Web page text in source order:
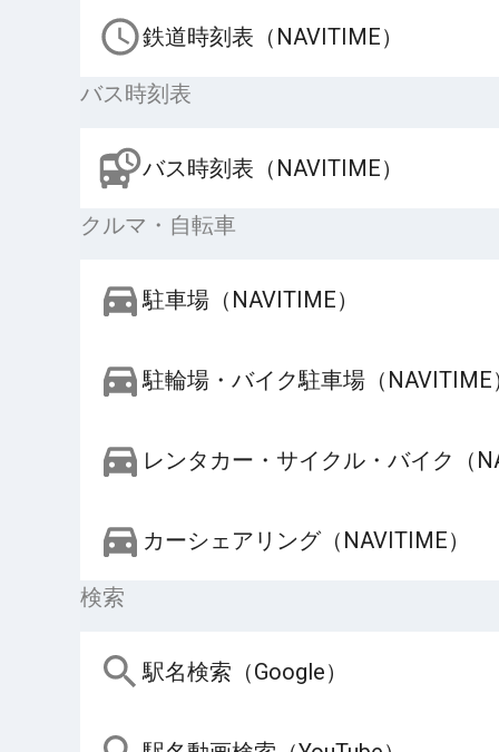
鉄道時刻表（NAVITIME）
バス時刻表
バス時刻表（NAVITIME）
クルマ・自転車
駐車場（NAVITIME）
駐輪場・バイク駐車場（NAVITIME
レンタカー・サイクル・バイク（
カーシェアリング（NAVITIME）
検索
駅名検索（Google）